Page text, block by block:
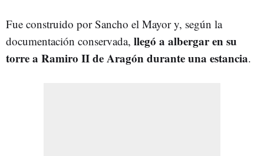
Fue construido por Sancho el Mayor y, según la
documentación conservada, llegó a albergar en su
torre a Ramiro II de Aragón durante una estancia.